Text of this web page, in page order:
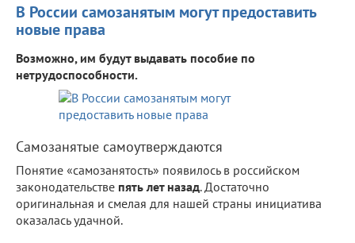
В России самозанятым могут предоставить
новые права
Возможно, им будут выдавать пособие по
нетрудоспособности.
Самозанятые самоутверждаются
Понятие «самозанятость» появилось в российском
законодательстве пять лет назад. Достаточно
оригинальная и смелая для нашей страны инициатива
оказалась удачной.